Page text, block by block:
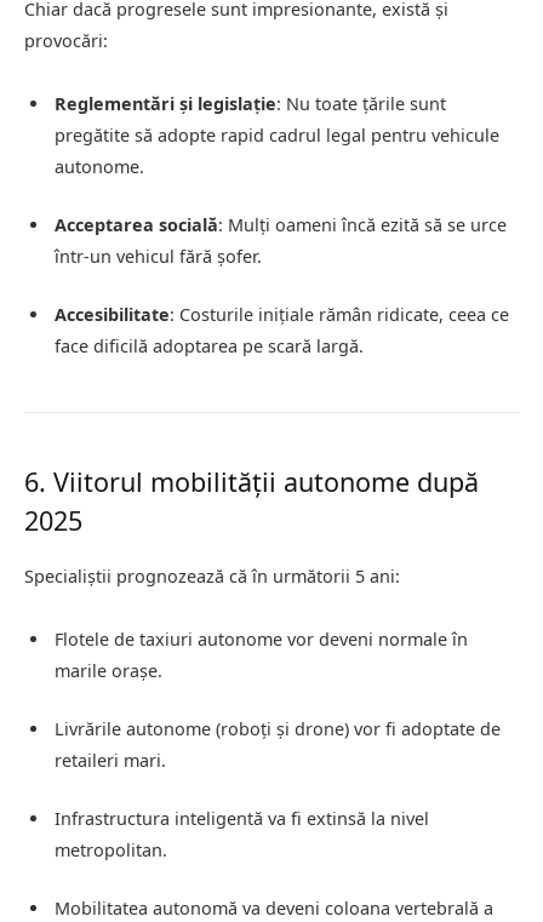
Chiar dacă progresele sunt impresionante, există și
provocări:
Reglementări și legislație: Nu toate țările sunt
pregătite să adopte rapid cadrul legal pentru vehicule
autonome.
Acceptarea socială: Mulți oameni încă ezită să se urce
într-un vehicul fără șofer.
Accesibilitate: Costurile inițiale rămân ridicate, ceea ce
face dificilă adoptarea pe scară largă.
6. Viitorul mobilității autonome după
2025
Specialiștii prognozează că în următorii 5 ani:
Flotele de taxiuri autonome vor deveni normale în
marile orașe.
Livrările autonome (roboți și drone) vor fi adoptate de
retaileri mari.
Infrastructura inteligentă va fi extinsă la nivel
metropolitan.
Mobilitatea autonomă va deveni coloana vertebrală a